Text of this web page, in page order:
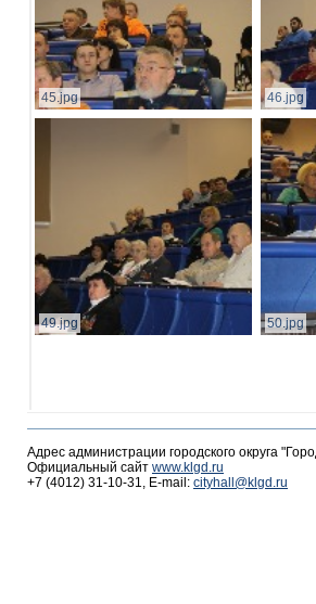
45.jpg 46.jpg
49.jpg 50.jpg
Адрес администрации городского округа
Официальный сайт www.klgd.ru
+7 (4012) 31-10-31, E-mail: cityhall@klgd.ru